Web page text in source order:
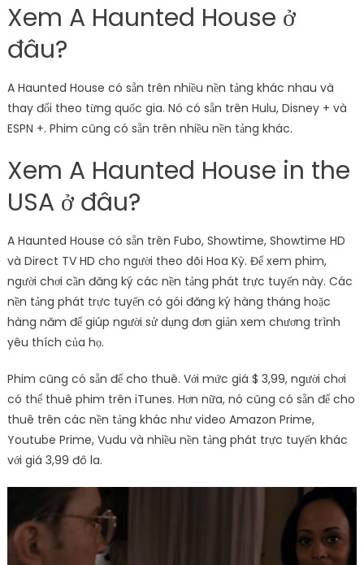
Xem A Haunted House ở
đâu?
A Haunted House có sẵn trên nhiều nền tảng khác nhau và
thay đổi theo từng quốc gia. Nó có sẵn trên Hulu, Disney + và
ESPN +. Phim cũng có sẵn trên nhiều nền tảng khác.
Xem A Haunted House in the
USA ở đâu?
A Haunted House có sẵn trên Fubo, Showtime, Showtime HD
và Direct TV HD cho người theo dõi Hoa Kỳ. Để xem phim,
người chơi cần đăng ký các nền tảng phát trực tuyến này. Các
nền tảng phát trực tuyến có gói đăng ký hàng tháng hoặc
hàng năm để giúp người sử dụng đơn giản xem chương trình
yêu thích của họ.
Phim cũng có sẵn để cho thuê. Với mức giá $ 3,99, người chơi
có thể thuê phim trên iTunes. Hơn nữa, nó cũng có sẵn để cho
thuê trên các nền tảng khác như video Amazon Prime,
Youtube Prime, Vudu và nhiều nền tảng phát trực tuyến khác
với giá 3,99 đô la.